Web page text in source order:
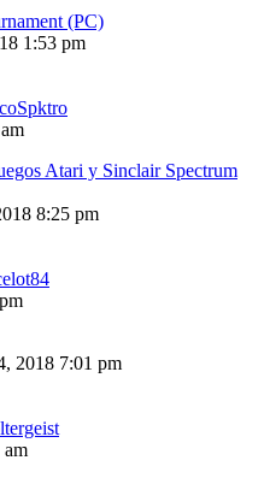
(PC)
1:53 pm
Atari y Sinclair Spectrum
8:25 pm
2018 7:01 pm